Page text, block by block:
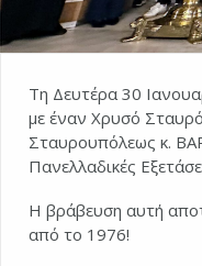
Τη Δευτέρα 30
με έναν Χρυσό
Σταυρουπόλεως κ.
Πανελλαδικές
Η βράβευση αυτή
από το 1976!